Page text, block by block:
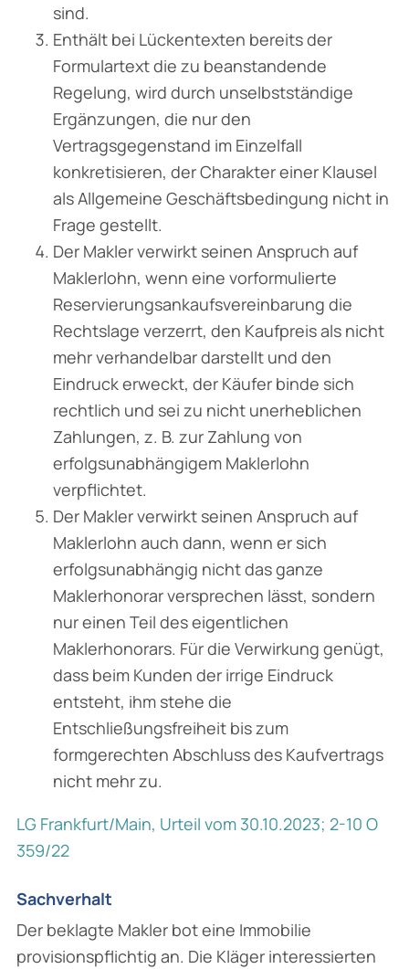
sind.
Enthält bei Lückentexten bereits der
Formulartext die zu beanstandende
Regelung, wird durch unselbstständige
Ergänzungen, die nur den
Vertragsgegenstand im Einzelfall
konkretisieren, der Charakter einer Klausel
als Allgemeine Geschäftsbedingung nicht in
Frage gestellt.
Der Makler verwirkt seinen Anspruch auf
Maklerlohn, wenn eine vorformulierte
Reservierungsankaufsvereinbarung die
Rechtslage verzerrt, den Kaufpreis als nicht
mehr verhandelbar darstellt und den
Eindruck erweckt, der Käufer binde sich
rechtlich und sei zu nicht unerheblichen
Zahlungen, z. B. zur Zahlung von
erfolgsunabhängigem Maklerlohn
verpflichtet.
Der Makler verwirkt seinen Anspruch auf
Maklerlohn auch dann, wenn er sich
erfolgsunabhängig nicht das ganze
Maklerhonorar versprechen lässt, sondern
nur einen Teil des eigentlichen
Maklerhonorars. Für die Verwirkung genügt,
dass beim Kunden der irrige Eindruck
entsteht, ihm stehe die
Entschließungsfreiheit bis zum
formgerechten Abschluss des Kaufvertrags
nicht mehr zu.
LG Frankfurt/Main, Urteil vom 30.10.2023; 2-10 O
359/22
Sachverhalt
Der beklagte Makler bot eine Immobilie
provisionspflichtig an. Die Kläger interessierten